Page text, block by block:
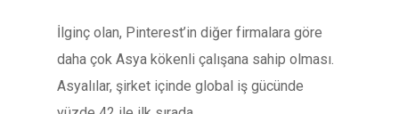
İlginç olan, Pinterest’in diğer firmalara göre
daha çok Asya kökenli çalışana sahip olması.
Asyalılar, şirket içinde global iş gücünde